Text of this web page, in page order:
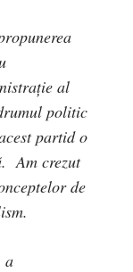
al
politic
partid o
Am crezut
de
a